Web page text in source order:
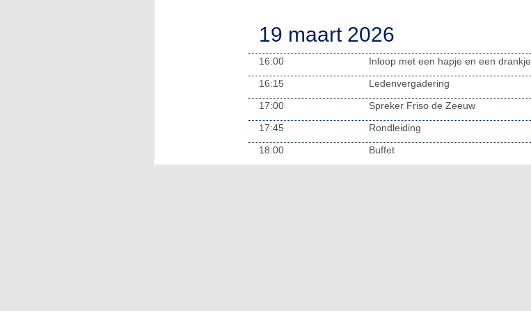
19 maart 2026
16:00
Inloop met een hapje en een drankje
16:15
Ledenvergadering
17:00
Spreker Friso de Zeeuw
17:45
Rondleiding
18:00
Buffet